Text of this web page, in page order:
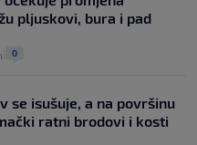
pljuskovi, bura i pad
0
se isušuje, a na površinu
ratni brodovi i kosti